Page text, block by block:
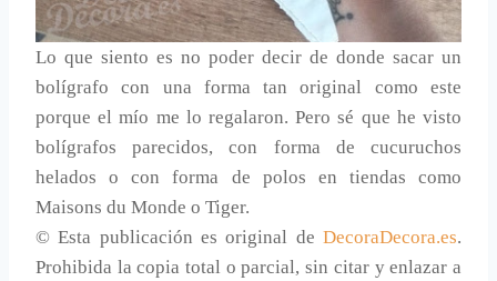
Lo que siento es no poder decir de donde sacar un
bolígrafo con una forma tan original como este
porque el mío me lo regalaron. Pero sé que he visto
bolígrafos parecidos, con forma de cucuruchos
helados o con forma de polos en tiendas como
Maisons du Monde o Tiger.
© Esta publicación es original de DecoraDecora.es.
Prohibida la copia total o parcial, sin citar y enlazar a